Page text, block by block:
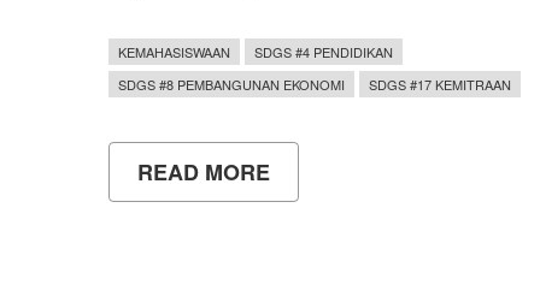
KEMAHASISWAAN
SDGS #4 PENDIDIKAN
SDGS #8 PEMBANGUNAN EKONOMI
SDGS #17 KEMITRAAN
READ MORE
PEMBINAAN